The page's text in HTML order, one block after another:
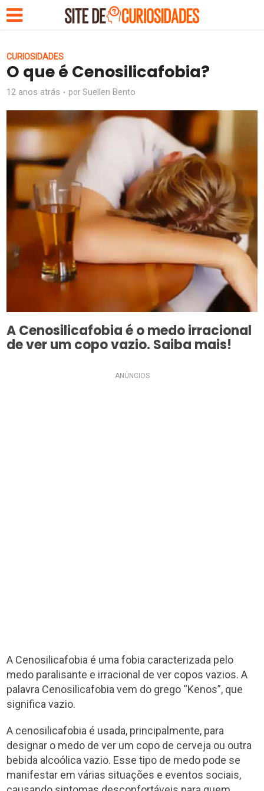
CURIOSIDADES
O que é Cenosilicafobia?
12 anos atrás porSuellen Bento
A Cenosilicafobia é o medo irracional
de ver um copo vazio. Saiba mais!
ANÚNCIOS
A Cenosilicafobia é uma fobia caracterizada pelo
medo paralisante e irracional de ver copos vazios. A
palavra Cenosilicafobia vem do grego “Kenos”, que
significa vazio.
A cenosilicafobia é usada, principalmente, para
designar o medo de ver um copo de cerveja ou outra
bebida alcoólica vazio. Esse tipo de medo pode se
manifestar em várias situações e eventos sociais,